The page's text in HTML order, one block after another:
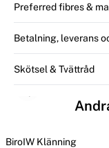
Preferred fibres &
Betalning, leverans
Skötsel & Tvättråd
BiroIW Klänning
Previous slide